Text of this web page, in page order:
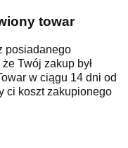
towar
posiadanego
Twój zakup był
w ciągu 14 dni od
ci koszt zakupionego